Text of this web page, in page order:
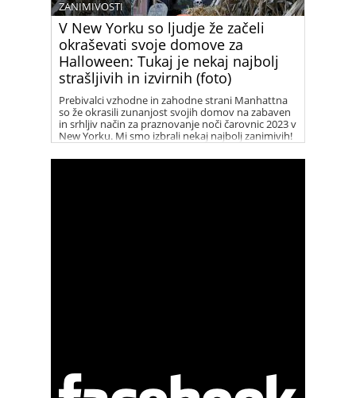
V New Yorku so ljudje že začeli
okraševati svoje domove za
Halloween: Tukaj je nekaj najbolj
strašljivih in izvirnih (foto)
ZANIMIVOSTI
Prebivalci vzhodne in zahodne strani Manhattna
so že okrasili zunanjost svojih domov na zabaven
in srhljiv način za praznovanje noči čarovnic 2023 v
New Yorku. Mi smo izbrali nekaj najbolj zanimivih!